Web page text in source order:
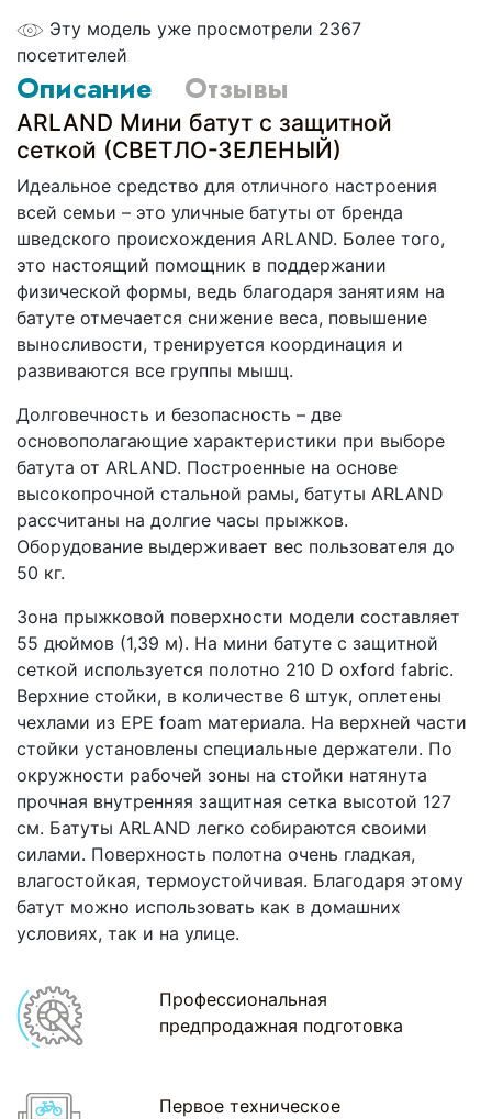
Эту модель уже просмотрели 2367
посетителей
Описание Отзывы
ARLAND Мини батут с защитной
сеткой (СВЕТЛО-ЗЕЛЕНЫЙ)
Идеальное средство для отличного настроения
всей семьи – это уличные батуты от бренда
шведского происхождения ARLAND. Более того,
это настоящий помощник в поддержании
физической формы, ведь благодаря занятиям на
батуте отмечается снижение веса, повышение
выносливости, тренируется координация и
развиваются все группы мышц.
Долговечность и безопасность – две
основополагающие характеристики при выборе
батута от ARLAND. Построенные на основе
высокопрочной стальной рамы, батуты ARLAND
рассчитаны на долгие часы прыжков.
Оборудование выдерживает вес пользователя до
50 кг.
Зона прыжковой поверхности модели составляет
55 дюймов (1,39 м). На мини батуте с защитной
сеткой используется полотно 210 D oxford fabric.
Верхние стойки, в количестве 6 штук, оплетены
чехлами из EPE foam материала. На верхней части
стойки установлены специальные держатели. По
окружности рабочей зоны на стойки натянута
прочная внутренняя защитная сетка высотой 127
см. Батуты ARLAND легко собираются своими
силами. Поверхность полотна очень гладкая,
влагостойкая, термоустойчивая. Благодаря этому
батут можно использовать как в домашних
условиях, так и на улице.
Профессиональная
предпродажная подготовка
Первое техническое